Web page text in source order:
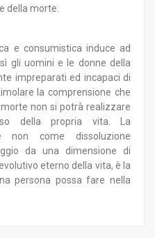
della morte.
e consumistica induce ad
gli uomini e le donne della
impreparati ed incapaci di
la comprensione che
morte non si potrà realizzare
della propria vita. La
non come dissoluzione
da una dimensione di
eterno della vita, è la
persona possa fare nella